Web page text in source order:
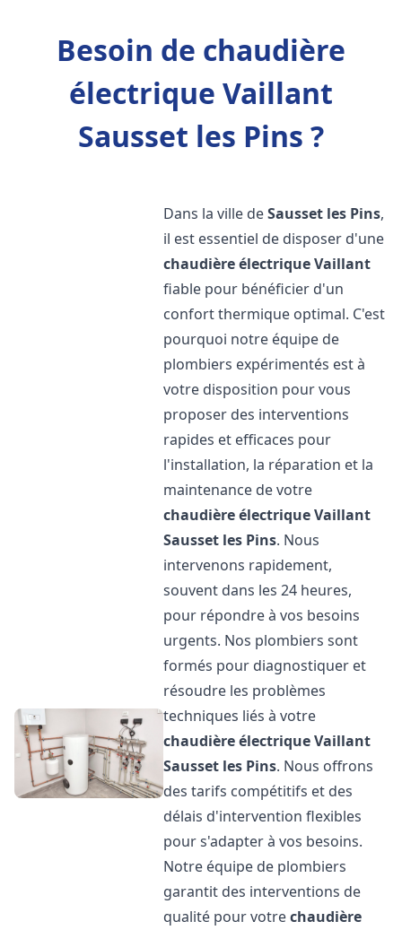
Besoin de chaudière
électrique Vaillant
Sausset les Pins ?
Dans la ville deSausset les Pins,
il est essentiel de disposer d'une
chaudière électrique Vaillant
fiable pour bénéficier d'un
confort thermique optimal. C'est
pourquoi notre équipe de
plombiers expérimentés est à
votre disposition pour vous
proposer des interventions
rapides et efficaces pour
l'installation, la réparation et la
maintenance de votre
chaudière électrique Vaillant
Sausset les Pins. Nous
intervenons rapidement,
souvent dans les 24 heures,
pour répondre à vos besoins
urgents. Nos plombiers sont
formés pour diagnostiquer et
résoudre les problèmes
techniques liés à votre
chaudière électrique Vaillant
Sausset les Pins. Nous offrons
des tarifs compétitifs et des
délais d'intervention flexibles
pour s'adapter à vos besoins.
Notre équipe de plombiers
garantit des interventions de
qualité pour votrechaudière